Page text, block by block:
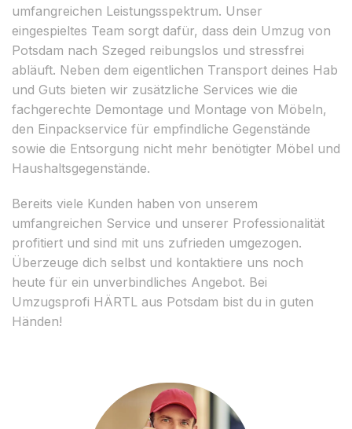
umfangreichen Leistungsspektrum. Unser
eingespieltes Team sorgt dafür, dass dein Umzug von
Potsdam nach Szeged reibungslos und stressfrei
abläuft. Neben dem eigentlichen Transport deines Hab
und Guts bieten wir zusätzliche Services wie die
fachgerechte Demontage und Montage von Möbeln,
den Einpackservice für empfindliche Gegenstände
sowie die Entsorgung nicht mehr benötigter Möbel und
Haushaltsgegenstände.
Bereits viele Kunden haben von unserem
umfangreichen Service und unserer Professionalität
profitiert und sind mit uns zufrieden umgezogen.
Überzeuge dich selbst und kontaktiere uns noch
heute für ein unverbindliches Angebot. Bei
Umzugsprofi HÄRTL aus Potsdam bist du in guten
Händen!